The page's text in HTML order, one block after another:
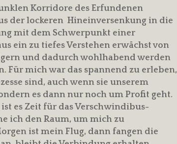
Korridore des Erfundenen
der lockeren Hineinversenkung in die
mit dem Schwerpunkt einer
ein zu tiefes Verstehen erwächst von
und dadurch wohlhabend werden
Für mich war das spannend zu erleben,
sind, auch wenn sie unserem
es dann nur noch um Profit geht.
es Zeit für das Verschwindibus-
ich den Raum, um mich zu
ist mein Flug, dann fangen die